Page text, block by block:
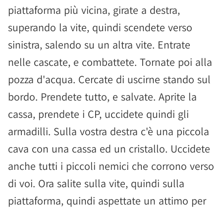
piattaforma più vicina, girate a destra,
superando la vite, quindi scendete verso
sinistra, salendo su un altra vite. Entrate
nelle cascate, e combattete. Tornate poi alla
pozza d'acqua. Cercate di uscirne stando sul
bordo. Prendete tutto, e salvate. Aprite la
cassa, prendete i CP, uccidete quindi gli
armadilli. Sulla vostra destra c'è una piccola
cava con una cassa ed un cristallo. Uccidete
anche tutti i piccoli nemici che corrono verso
di voi. Ora salite sulla vite, quindi sulla
piattaforma, quindi aspettate un attimo per